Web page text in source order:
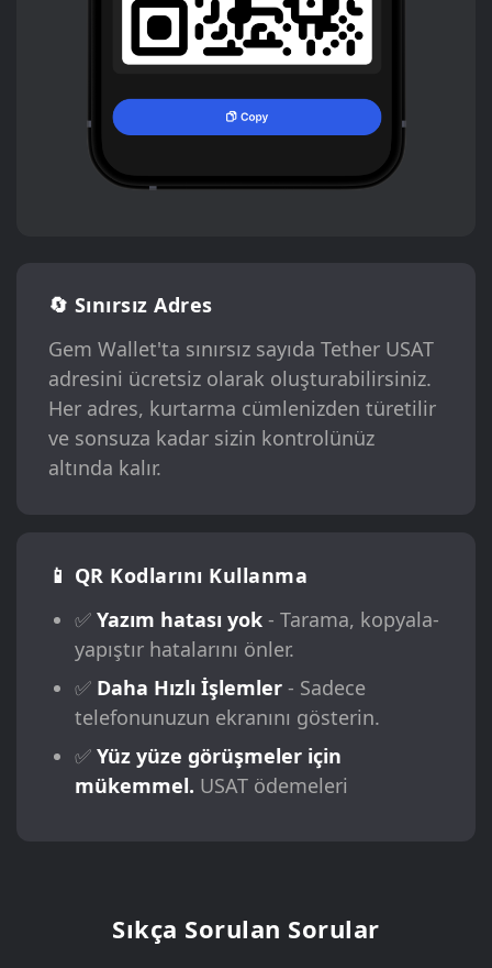
🔄 Sınırsız Adres
Gem Wallet'ta sınırsız sayıda Tether USAT
adresini ücretsiz olarak oluşturabilirsiniz.
Her adres, kurtarma cümlenizden türetilir
ve sonsuza kadar sizin kontrolünüz
altında kalır.
📱 QR Kodlarını Kullanma
✅ Yazım hatası yok- Tarama, kopyala-
yapıştır hatalarını önler.
✅ Daha Hızlı İşlemler- Sadece
telefonunuzun ekranını gösterin.
✅ Yüz yüze görüşmeler için
mükemmel. USAT ödemeleri
Sıkça Sorulan Sorular